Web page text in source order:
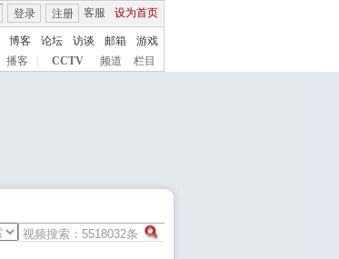
客服 设为首页
登录 注册
博客 论坛 访谈 邮箱
游戏
播客 CCTV 频道 栏目